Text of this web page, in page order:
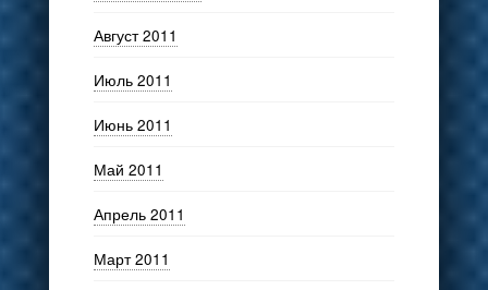
Август 2011
Июль 2011
Июнь 2011
Май 2011
Апрель 2011
Март 2011